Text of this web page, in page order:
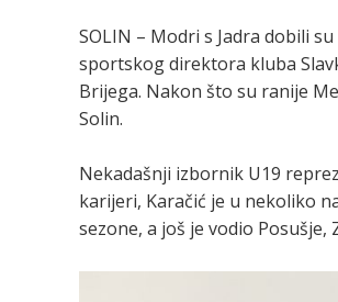
SOLIN – Modri s Jadra dobili
sportskog direktora kluba
Brijega. Nakon što su ranije
Solin.
Nekadašnji izbornik U19
karijeri, Karačić je u nekoliko
sezone, a još je vodio Posušje,